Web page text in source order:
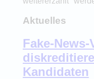
Aktuelles
Fake-News-
Kandidaten